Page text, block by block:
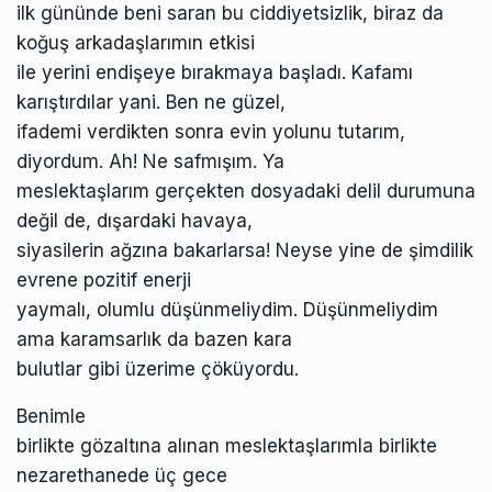
ilk gününde beni saran bu ciddiyetsizlik, biraz da
koğuş arkadaşlarımın etkisi
ile yerini endişeye bırakmaya başladı. Kafamı
karıştırdılar yani. Ben ne güzel,
ifademi verdikten sonra evin yolunu tutarım,
diyordum. Ah! Ne safmışım. Ya
meslektaşlarım gerçekten dosyadaki delil durumuna
değil de, dışardaki havaya,
siyasilerin ağzına bakarlarsa! Neyse yine de şimdilik
evrene pozitif enerji
yaymalı, olumlu düşünmeliydim. Düşünmeliydim
ama karamsarlık da bazen kara
bulutlar gibi üzerime çöküyordu.
Benimle
birlikte gözaltına alınan meslektaşlarımla birlikte
nezarethanede üç gece